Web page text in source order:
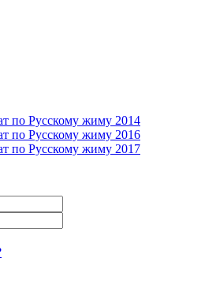
по Русскому жиму 2014
по Русскому жиму 2016
по Русскому жиму 2017